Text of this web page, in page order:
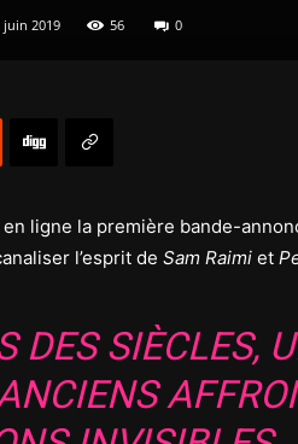
juin 2019 56 0
en ligne la première bande-
l’esprit de Sam Raimi et
DES SIÈCLES,